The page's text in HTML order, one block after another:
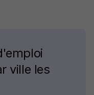
ville les